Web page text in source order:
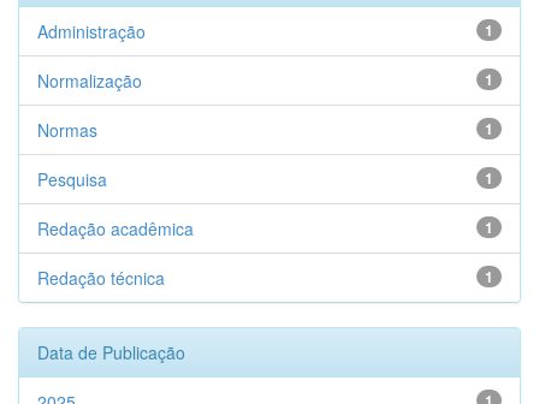
1
Administração
1
Normalização
1
Normas
1
Pesquisa
1
Redação acadêmica
1
Redação técnica
Data de Publicação